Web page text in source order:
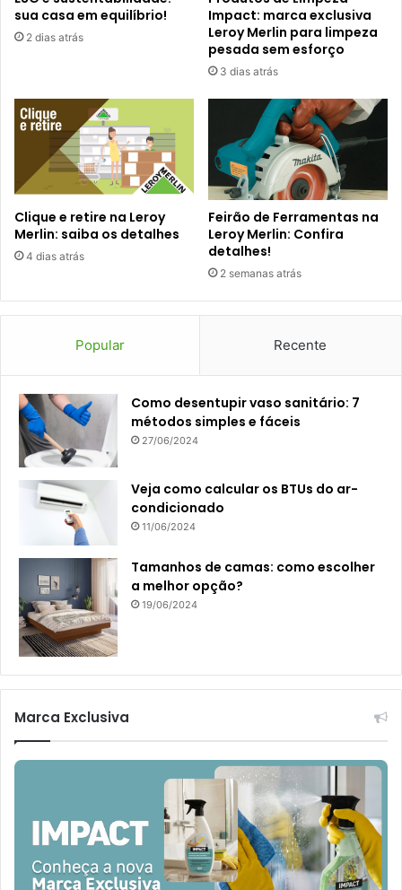
sua casa em equilíbrio!
2 dias atrás
Impact: marca exclusiva
Leroy Merlin para limpeza
pesada sem esforço
3 dias atrás
Clique e retire na Leroy
Merlin: saiba os detalhes
4 dias atrás
Feirão de Ferramentas na
Leroy Merlin: Confira
detalhes!
2 semanas atrás
Popular Recente
Como desentupir vaso sanitário: 7
métodos simples e fáceis
27/06/2024
Veja como calcular os BTUs do ar-
condicionado
11/06/2024
Tamanhos de camas: como escolher
a melhor opção?
19/06/2024
Marca Exclusiva